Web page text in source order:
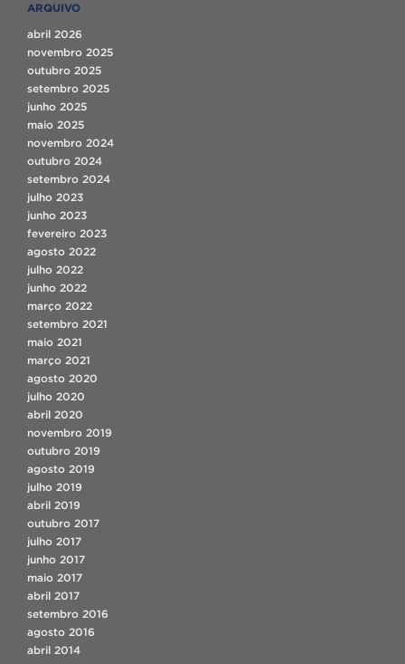
ARQUIVO
abril 2026
novembro 2025
outubro 2025
setembro 2025
junho 2025
maio 2025
novembro 2024
outubro 2024
setembro 2024
julho 2023
junho 2023
fevereiro 2023
agosto 2022
julho 2022
junho 2022
março 2022
setembro 2021
maio 2021
março 2021
agosto 2020
julho 2020
abril 2020
novembro 2019
outubro 2019
agosto 2019
julho 2019
abril 2019
outubro 2017
julho 2017
junho 2017
maio 2017
abril 2017
setembro 2016
agosto 2016
abril 2014